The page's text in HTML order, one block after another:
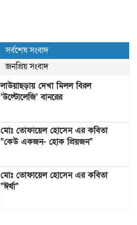
সর্বশেষ সংবাদ
জনপ্রিয় সংবাদ
লাউয়াছড়ায় দেখা মিলল বিরল
‘উল্টোলেজি’ বানরের
মোঃ তোফায়েল হোসেন এর কবিতা
“কেউ একজন- হোক প্রিয়জন”
মোঃ তোফায়েল হোসেন এর কবিতা
“ঈর্ষা”